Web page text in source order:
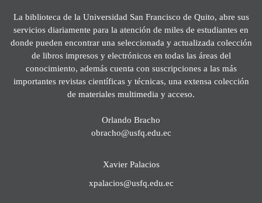
La biblioteca de la Universidad San Francisco de Quito, abre sus
servicios diariamente para la atención de miles de estudiantes en
donde pueden encontrar una seleccionada y actualizada colección
de libros impresos y electrónicos en todas las áreas del
conocimiento, además cuenta con suscripciones a las más
importantes revistas científicas y técnicas, una extensa colección
de materiales multimedia y acceso.
Orlando Bracho
obracho@usfq.edu.ec
Xavier Palacios
xpalacios@usfq.edu.ec